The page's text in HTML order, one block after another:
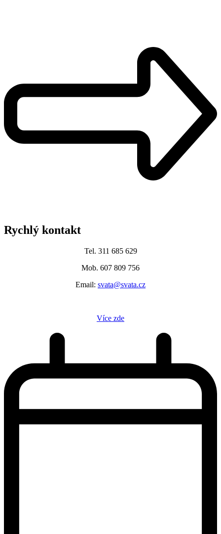
Rychlý kontakt
Tel. 311 685 629
Mob. 607 809 756
Email: svata@svata.cz
Více zde